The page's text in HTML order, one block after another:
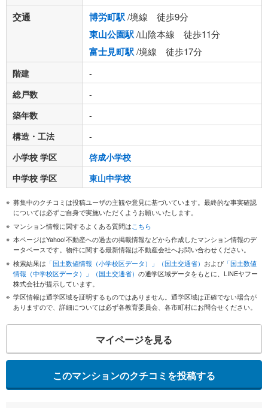
交通 博労町駅/境線 徒歩9分
東山公園駅/山陰本線 徒歩11分
富士見町駅/境線 徒歩17分
階建
-
総戸数
-
築年数
-
構造・工法
-
小学校 学区
啓成小学校
中学校 学区
東山中学校
募集中のクチコミは投稿ユーザの主観や意見に基づいています。最終的な事実確認
については必ずご自身で実施いただくようお願いいたします。
マンション情報に関するよくある質問はこちら
本ページはYahoo!不動産への過去の掲載情報などから作成したマンション情報のデ
ータベースです。物件に関する最新情報は不動産会社へお問い合わせください。
検索結果は 「国土数値情報（小学校区データ）」（国土交通省） および 「国土数値
情報（中学校区データ）」（国土交通省） の通学区域データをもとに、LINEヤフー
株式会社が提示しています。
学区情報は通学区域を証明するものではありません。通学区域は正確でない場合が
ありますので、詳細については必ず各教育委員会、各市町村にお問合せください。
マイページを見る
このマンションのクチコミを投稿する